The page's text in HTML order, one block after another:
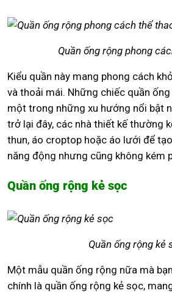
Quần ống rộng phong
Kiểu quần này mang phong cách
và thoải mái. Những chiếc quần
một trong những xu hướng nổi bật
trở lại đây, các nhà thiết kế thường
thun, áo croptop hoặc áo lưới để
năng động nhưng cũng không kém
Quần ống rộng kẻ sọc
Quần ống rộng kẻ
Một mẫu quần ống rộng nữa mà
chính là quần ống rộng kẻ sọc,